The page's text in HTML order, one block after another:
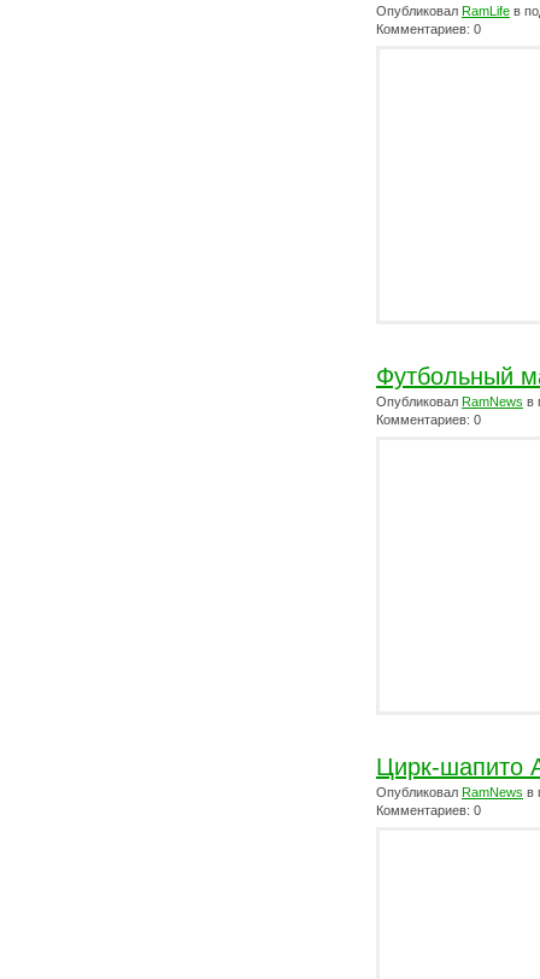
Опубликовал RamLife в
Комментариев: 0
Футбольный
Опубликовал RamNews в
Комментариев: 0
Цирк-шапито
Опубликовал RamNews в
Комментариев: 0